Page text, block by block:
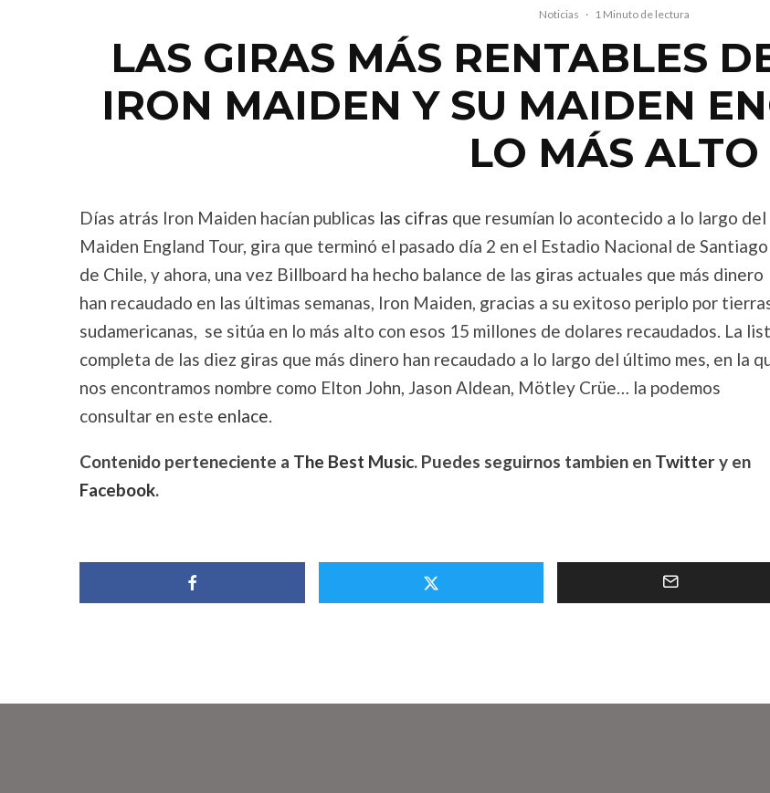
Noticias · 1 Minuto de lectura
LAS GIRAS MÁS RENTABLES
IRON MAIDEN Y SU MAIDEN
LO MÁS ALTO
Días atrás Iron Maiden hacían publicas las cifras que resumían lo acontecido a lo largo del
Maiden England Tour, gira que terminó el pasado día 2 en el Estadio Nacional de Santiago
de Chile, y ahora, una vez Billboard ha hecho balance de las giras actuales que más dinero
han recaudado en las últimas semanas, Iron Maiden, gracias a su exitoso periplo por
sudamericanas, se sitúa en lo más alto con esos 15 millones de dolares recaudados. La
completa de las diez giras que más dinero han recaudado a lo largo del último mes, en la
nos encontramos nombre como Elton John, Jason Aldean, Mötley Crüe… la podemos
consultar en este enlace.
Contenido perteneciente a The Best Music. Puedes seguirnos tambien en Twittery en
Facebook.